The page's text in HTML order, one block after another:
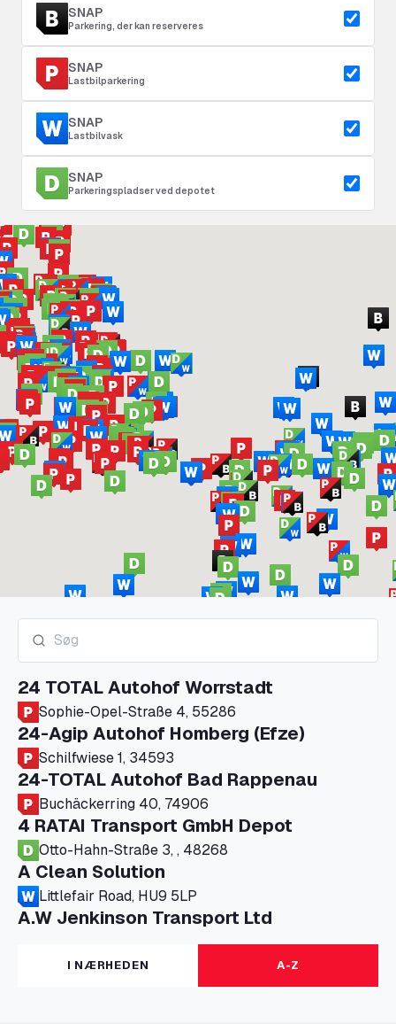
SNAP
Parkering, der kan reserveres
SNAP
Lastbilparkering
SNAP
Lastbilvask
SNAP
Parkeringspladser ved depotet
24 TOTAL Autohof Worrstadt
Sophie-Opel-Straße 4, 55286
24-Agip Autohof Homberg (Efze)
Schilfwiese 1, 34593
24-TOTAL Autohof Bad Rappenau
Buchäckerring 40, 74906
4 RATAI Transport GmbH Depot
Otto-Hahn-Straße 3, , 48268
A Clean Solution
Littlefair Road, HU9 5LP
A.W Jenkinson Transport Ltd
Progress House, ME11 5GA
A+G Nettetal - Depot Parking
Am Panneschopp 7, 41334
I NÆRHEDEN A-Z